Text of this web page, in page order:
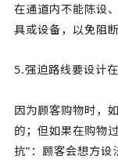
在通道内不能陈设
具或设备，以免阻
5.强迫路线要设计
因为顾客购物时，
的；但如果在购物
抗”：顾客会想方设